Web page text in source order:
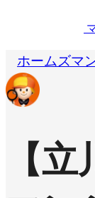
ホームズマ
【